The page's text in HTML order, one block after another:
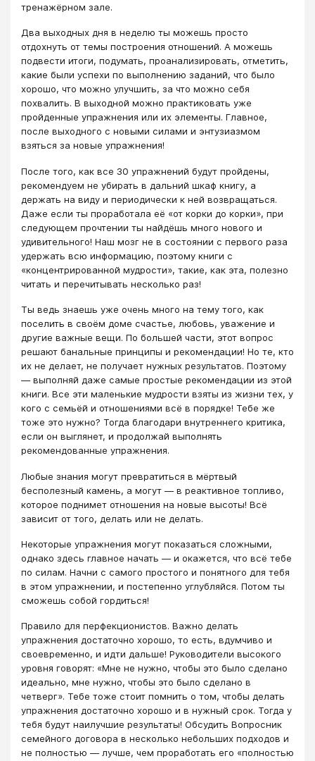
тренажёрном зале.
Два выходных дня в неделю ты можешь просто
отдохнуть от темы построения отношений. А можешь
подвести итоги, подумать, проанализировать, отметить,
какие были успехи по выполнению заданий, что было
хорошо, что можно улучшить, за что можно себя
похвалить. В выходной можно практиковать уже
пройденные упражнения или их элементы. Главное,
после выходного с новыми силами и энтузиазмом
взяться за новые упражнения!
После того, как все 30 упражнений будут пройдены,
рекомендуем не убирать в дальний шкаф книгу, а
держать на виду и периодически к ней возвращаться.
Даже если ты проработала её «от корки до корки», при
следующем прочтении ты найдёшь много нового и
удивительного! Наш мозг не в состоянии с первого раза
удержать всю информацию, поэтому книги с
«концентрированной мудрости», такие, как эта, полезно
читать и перечитывать несколько раз!
Ты ведь знаешь уже очень много на тему того, как
поселить в своём доме счастье, любовь, уважение и
другие важные вещи. По большей части, этот вопрос
решают банальные принципы и рекомендации! Но те, кто
их не делает, не получает нужных результатов. Поэтому
— выполняй даже самые простые рекомендации из этой
книги. Все эти маленькие мудрости взяты из жизни тех, у
кого с семьёй и отношениями всё в порядке! Тебе же
тоже это нужно? Тогда благодари внутреннего критика,
если он выглянет, и продолжай выполнять
рекомендованные упражнения.
Любые знания могут превратиться в мёртвый
бесполезный камень, а могут — в реактивное топливо,
которое поднимет отношения на новые высоты! Всё
зависит от того, делать или не делать.
Некоторые упражнения могут показаться сложными,
однако здесь главное начать — и окажется, что всё тебе
по силам. Начни с самого простого и понятного для тебя
в этом упражнении, и постепенно углубляйся. Потом ты
сможешь собой гордиться!
Правило для перфекционистов. Важно делать
упражнения достаточно хорошо, то есть, вдумчиво и
своевременно, и идти дальше! Руководители высокого
уровня говорят: «Мне не нужно, чтобы это было сделано
идеально, мне нужно, чтобы это было сделано в
четверг». Тебе тоже стоит помнить о том, чтобы делать
упражнения достаточно хорошо и в нужный срок. Тогда у
тебя будут наилучшие результаты! Обсудить Вопросник
семейного договора в несколько небольших подходов и
не полностью — лучше, чем проработать его «полностью